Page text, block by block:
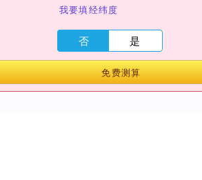
我要填经纬度
否 是
免费测算